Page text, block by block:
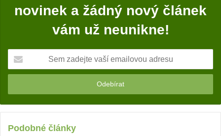
novinek a žádný nový článek
vám už neunikne!
m
a
d
jPodobné články